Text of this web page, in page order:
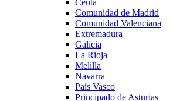
Comunidad de Madrid
Comunidad Valenciana
Extremadura
Galicia
La Rioja
Melilla
Navarra
País Vasco
Principado de Asturias